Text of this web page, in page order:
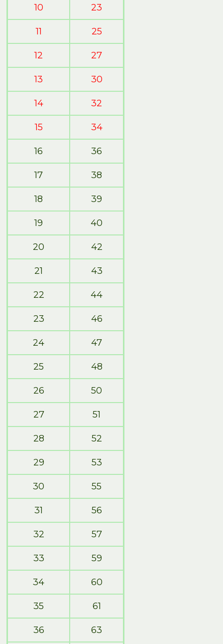
10 23
11 25
12 27
13 30
14 32
15 34
16 36
17 38
18 39
19 40
20 42
21 43
22 44
23 46
24 47
25 48
26 50
27 51
28 52
29 53
30 55
31 56
32 57
33 59
34 60
35 61
36 63